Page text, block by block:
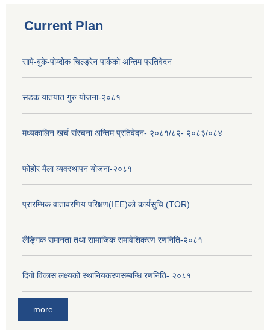
Current Plan
सापे-बुके-पोम्दोक चिल्ड्रेन पार्कको अन्तिम प्रतिवेदन
सडक यातयात गुरु योजना-२०८१
मध्यकालिन खर्च संरचना अन्तिम प्रतिवेदन- २०८१/८२- २०८३/०८४
फोहोर मैला व्यवस्थापन योजना-२०८१
प्रारम्भिक वातावरणिय परिक्षण(IEE)को कार्यसुचि (TOR)
लैङ्‍गिक समानता तथा सामाजिक समावेशिकरण रणनिति-२०८१
दिगो विकास लक्ष्यको स्थानियकरणसम्बन्धि रणनिति- २०८१
more